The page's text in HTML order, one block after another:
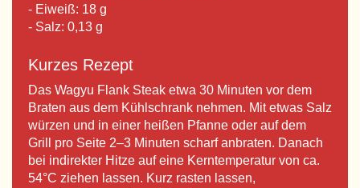
- Eiweiß: 18 g
- Salz: 0,13 g
Kurzes Rezept
Das Wagyu Flank Steak etwa 30 Minuten vor dem
Braten aus dem Kühlschrank nehmen. Mit etwas Salz
würzen und in einer heißen Pfanne oder auf dem
Grill pro Seite 2–3 Minuten scharf anbraten. Danach
bei indirekter Hitze auf eine Kerntemperatur von ca.
54°C ziehen lassen. Kurz rasten lassen,